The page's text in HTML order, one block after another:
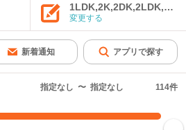
変更する
新着通知 アプリで探す
指定なし 〜 指定なし 114件